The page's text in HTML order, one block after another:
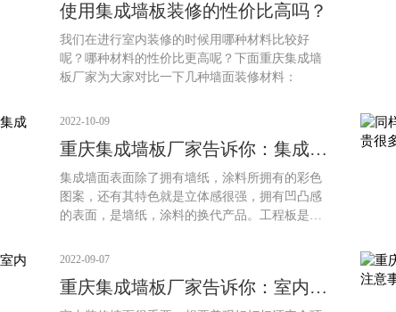
使用集成墙板装修的性价比高吗？
我们在进行室内装修的时候用哪种材料比较好
呢？哪种材料的性价比更高呢？下面重庆集成墙
板厂家为大家对比一下几种墙面装修材料：
2022-10-09
重庆集成墙板厂家告诉你：集成墙
面与工程板的区别
集成墙面表面除了拥有墙纸，涂料所拥有的彩色
图案，还有其特色就是立体感很强，拥有凹凸感
的表面，是墙纸，涂料的换代产品。工程板是根
计图纸订货加工的，适合于特定的建筑面积与形
石与大理石板材成品。下面重庆集成墙板厂家告
诉你集成墙面与工程板的区别：
2022-09-07
重庆集成墙板厂家告诉你：室内装